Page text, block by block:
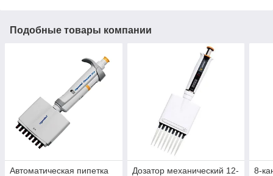
Подобные товары компании
Автоматическая пипетка
Дозатор механический 12-
8-